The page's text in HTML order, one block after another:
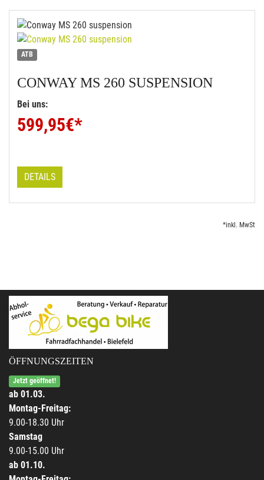
ATB
CONWAYMS 260 SUSPENSION
Bei uns:
599,95€*
DETAILS
*inkl. MwSt
ÖFFNUNGSZEITEN
Jetzt geöffnet!
ab 01.03.
Montag-Freitag:
9.00-18.30 Uhr
Samstag
9.00-15.00 Uhr
ab 01.10.